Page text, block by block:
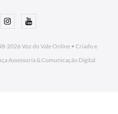
InstagramYoutube
2026Voz do Vale Online• Criado e
Assessoria& Comunicação Digital.